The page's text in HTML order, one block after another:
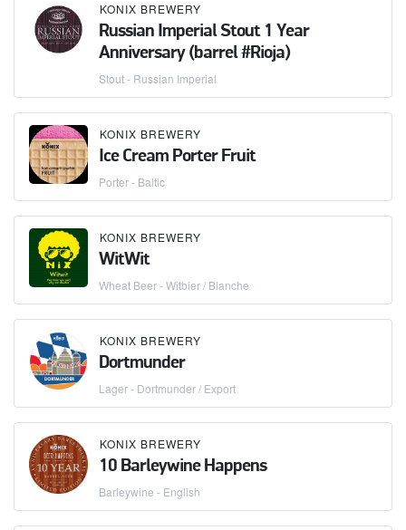
KONIX BREWERY
Russian Imperial Stout 1 Year
Anniversary (barrel #Rioja)
Stout - Russian Imperial
KONIX BREWERY
Ice Cream Porter Fruit
Porter - Baltic
KONIX BREWERY
WitWit
Wheat Beer - Witbier / Blanche
KONIX BREWERY
Dortmunder
Lager - Dortmunder / Export
KONIX BREWERY
10 Barleywine Happens
Barleywine - English